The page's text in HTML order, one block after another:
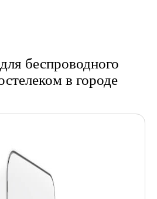
беспроводного
в городе